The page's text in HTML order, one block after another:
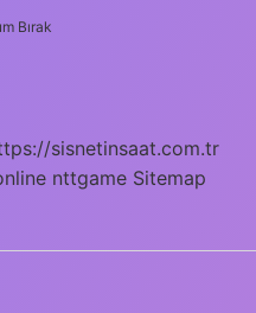
Bırak
sisnetinsaat.com.tr
nttgame Sitemap